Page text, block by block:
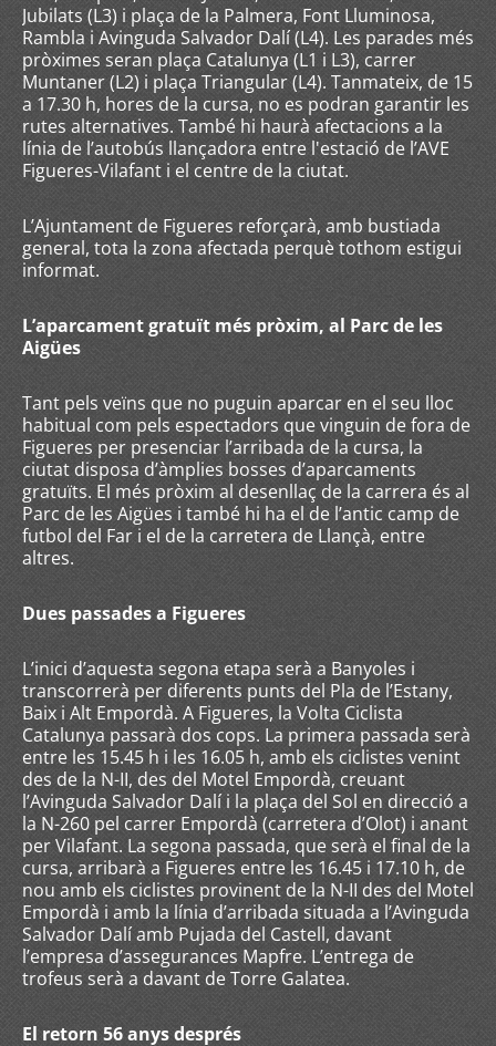
Jubilats (L3) i plaça de la Palmera, Font Lluminosa,
Rambla i Avinguda Salvador Dalí (L4). Les parades més
pròximes seran plaça Catalunya (L1 i L3), carrer
Muntaner (L2) i plaça Triangular (L4). Tanmateix, de 15
a 17.30 h, hores de la cursa, no es podran garantir les
rutes alternatives. També hi haurà afectacions a la
línia de l’autobús llançadora entre l'estació de l’AVE
Figueres-Vilafant i el centre de la ciutat.
L’Ajuntament de Figueres reforçarà, amb bustiada
general, tota la zona afectada perquè tothom estigui
informat.
L’aparcament gratuït més pròxim, al Parc de les
Aigües
Tant pels veïns que no puguin aparcar en el seu lloc
habitual com pels espectadors que vinguin de fora de
Figueres per presenciar l’arribada de la cursa, la
ciutat disposa d’àmplies bosses d’aparcaments
gratuïts. El més pròxim al desenllaç de la carrera és al
Parc de les Aigües i també hi ha el de l’antic camp de
futbol del Far i el de la carretera de Llançà, entre
altres.
Dues passades a Figueres
L’inici d’aquesta segona etapa serà a Banyoles i
transcorrerà per diferents punts del Pla de l’Estany,
Baix i Alt Empordà. A Figueres, la Volta Ciclista
Catalunya passarà dos cops. La primera passada serà
entre les 15.45 h i les 16.05 h, amb els ciclistes venint
des de la N-II, des del Motel Empordà, creuant
l’Avinguda Salvador Dalí i la plaça del Sol en direcció a
la N-260 pel carrer Empordà (carretera d’Olot) i anant
per Vilafant. La segona passada, que serà el final de la
cursa, arribarà a Figueres entre les 16.45 i 17.10 h, de
nou amb els ciclistes provinent de la N-II des del Motel
Empordà i amb la línia d’arribada situada a l’Avinguda
Salvador Dalí amb Pujada del Castell, davant
l’empresa d’assegurances Mapfre. L’entrega de
trofeus serà a davant de Torre Galatea.
El retorn 56 anys després